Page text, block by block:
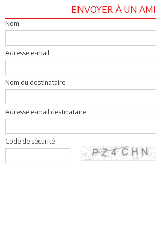
ENVOYER À UN AMI
Nom
Adresse e-mail
Nom du destinataire
Adresse e-mail destinataire
Code de sécurité